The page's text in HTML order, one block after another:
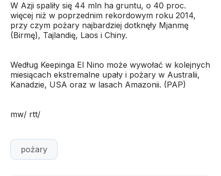
W Azji spaliły się 44 mln ha gruntu, o 40 proc.
więcej niż w poprzednim rekordowym roku 2014,
przy czym pożary najbardziej dotknęły Mjanmę
(Birmę), Tajlandię, Laos i Chiny.
Według Keepinga El Nino może wywołać w kolejnych
miesiącach ekstremalne upały i pożary w Australii,
Kanadzie, USA oraz w lasach Amazonii. (PAP)
mw/ rtt/
pożary